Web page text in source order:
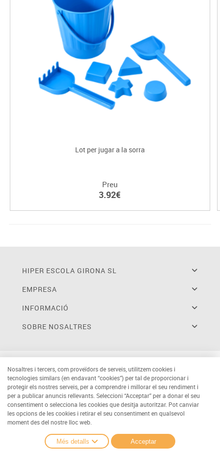
Lot per jugar a la sorra
Preu
3.92€
HIPER ESCOLA GIRONA SL
EMPRESA
INFORMACIÓ
SOBRE NOSALTRES
Nosaltres i tercers, com proveïdors de serveis, utilitzem cookies i
tecnologies similars (en endavant “cookies”) per tal de proporcionar i
protegir els nostres serveis, per a comprendre i millorar el seu rendiment i
per a publicar anuncis rellevants. Seleccioni “Acceptar” per a donar el seu
consentiment o selecciona les cookies que desitja autoritzar. Pot canviar
les opcions de les cookies i retirar el seu consentiment en qualsevol
moment des del nostre lloc web.
Més detalls Acceptar